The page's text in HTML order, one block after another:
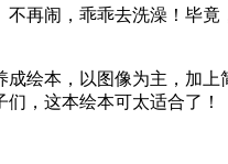
再闹，乖乖去洗澡！毕
绘本，以图像为主，加
，这本绘本可太适合了！